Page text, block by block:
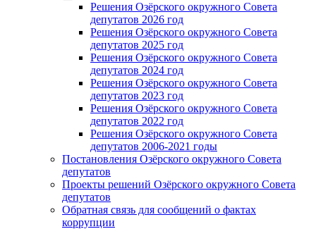
Решения Озёрского окружного Совета
депутатов 2026 год
Решения Озёрского окружного Совета
депутатов 2025 год
Решения Озёрского окружного Совета
депутатов 2024 год
Решения Озёрского окружного Совета
депутатов 2023 год
Решения Озёрского окружного Совета
депутатов 2022 год
Решения Озёрского окружного Совета
депутатов 2006-2021 годы
Постановления Озёрского окружного Совета
депутатов
Проекты решений Озёрского окружного Совета
депутатов
Обратная связь для сообщений о фактах
коррупции